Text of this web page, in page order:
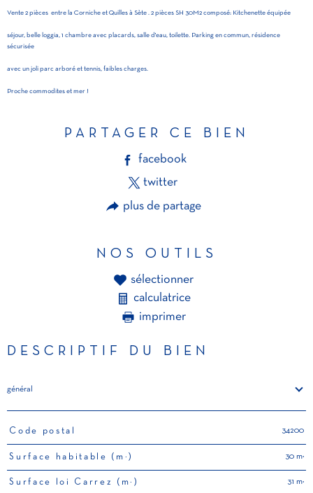
Vente 2 pièces entre la Corniche et Quilles à Sète . 2 pièces SH 30M2 composé: Kitchenette équipée
séjour, belle loggia, 1 chambre avec placards, salle d'eau, toilette. Parking en commun, résidence
sécurisée
avec un joli parc arboré et tennis, faibles charges.
Proche commodites et mer !
PARTAGER CE BIEN
facebook
twitter
plus de partage
NOS OUTILS
sélectionner
calculatrice
imprimer
DESCRIPTIF DU BIEN
général
TRAD_PAMPERO_Caracteristique
Code postal 34200
Surface habitable (m²) 30 m²
Surface loi Carrez (m²) 31 m²